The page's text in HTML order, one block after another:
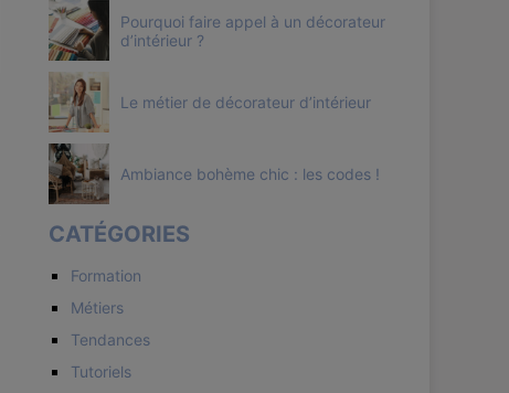
Pourquoi faire appel à un décorateur
d’intérieur ?
Le métier de décorateur d’intérieur
Ambiance bohème chic : les codes !
CATÉGORIES
Formation
Métiers
Tendances
Tutoriels